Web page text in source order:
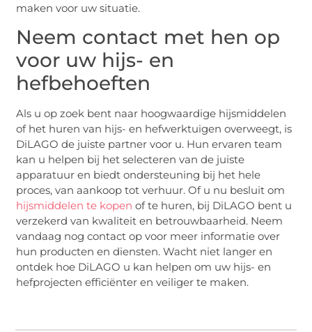
maken voor uw situatie.
Neem contact met hen op
voor uw hijs- en
hefbehoeften
Als u op zoek bent naar hoogwaardige hijsmiddelen
of het huren van hijs- en hefwerktuigen overweegt, is
DiLAGO de juiste partner voor u. Hun ervaren team
kan u helpen bij het selecteren van de juiste
apparatuur en biedt ondersteuning bij het hele
proces, van aankoop tot verhuur. Of u nu besluit om
hijsmiddelen te kopen of te huren, bij DiLAGO bent u
verzekerd van kwaliteit en betrouwbaarheid. Neem
vandaag nog contact op voor meer informatie over
hun producten en diensten. Wacht niet langer en
ontdek hoe DiLAGO u kan helpen om uw hijs- en
hefprojecten efficiënter en veiliger te maken.